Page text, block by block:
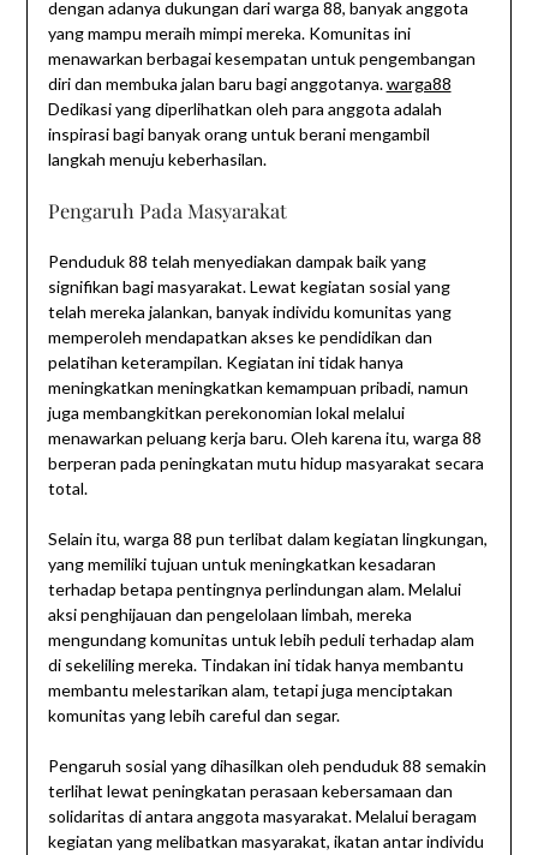
dengan adanya dukungan dari warga 88, banyak anggota
yang mampu meraih mimpi mereka. Komunitas ini
menawarkan berbagai kesempatan untuk pengembangan
diri dan membuka jalan baru bagi anggotanya.warga88
Dedikasi yang diperlihatkan oleh para anggota adalah
inspirasi bagi banyak orang untuk berani mengambil
langkah menuju keberhasilan.
Pengaruh Pada Masyarakat
Penduduk 88 telah menyediakan dampak baik yang
signifikan bagi masyarakat. Lewat kegiatan sosial yang
telah mereka jalankan, banyak individu komunitas yang
memperoleh mendapatkan akses ke pendidikan dan
pelatihan keterampilan. Kegiatan ini tidak hanya
meningkatkan meningkatkan kemampuan pribadi, namun
juga membangkitkan perekonomian lokal melalui
menawarkan peluang kerja baru. Oleh karena itu, warga 88
berperan pada peningkatan mutu hidup masyarakat secara
total.
Selain itu, warga 88 pun terlibat dalam kegiatan lingkungan,
yang memiliki tujuan untuk meningkatkan kesadaran
terhadap betapa pentingnya perlindungan alam. Melalui
aksi penghijauan dan pengelolaan limbah, mereka
mengundang komunitas untuk lebih peduli terhadap alam
di sekeliling mereka. Tindakan ini tidak hanya membantu
membantu melestarikan alam, tetapi juga menciptakan
komunitas yang lebih careful dan segar.
Pengaruh sosial yang dihasilkan oleh penduduk 88 semakin
terlihat lewat peningkatan perasaan kebersamaan dan
solidaritas di antara anggota masyarakat. Melalui beragam
kegiatan yang melibatkan masyarakat, ikatan antar individu